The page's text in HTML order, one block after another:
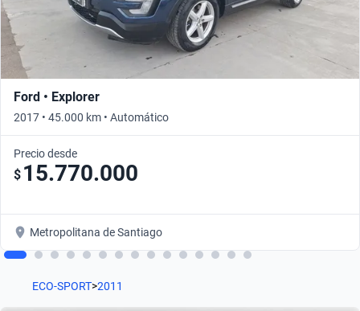
Ford • Explorer
2017 • 45.000 km • Automático
Precio desde
$ 15.770.000
Metropolitana de Santiago
ECO-SPORT>2011